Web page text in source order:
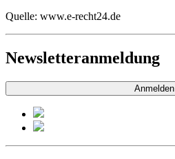
Quelle: www.e-recht24.de
Newsletteranmeldung
Anmelden